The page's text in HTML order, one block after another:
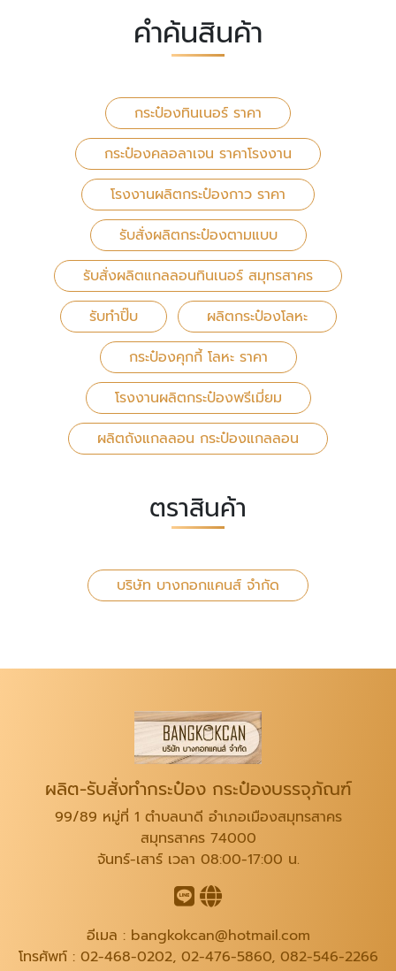
คำค้นสินค้า
กระป๋องทินเนอร์ ราคา
กระป๋องคลอลาเจน ราคาโรงงาน
โรงงานผลิตกระป๋องกาว ราคา
รับสั่งผลิตกระป๋องตามแบบ
รับสั่งผลิตแกลลอนทินเนอร์ สมุทรสาคร
รับทำปิ๊บ
ผลิตกระป๋องโลหะ
กระป๋องคุกกี้ โลหะ ราคา
โรงงานผลิตกระป๋องพรีเมี่ยม
ผลิตถังแกลลอน กระป๋องแกลลอน
ตราสินค้า
บริษัท บางกอกแคนส์ จำกัด
ผลิต-รับสั่งทำกระป๋อง กระป๋องบรรจุภัณฑ์
99/89 หมู่ที่ 1 ตำบลนาดี อำเภอเมืองสมุทรสาคร
สมุทรสาคร 74000
จันทร์-เสาร์ เวลา 08:00-17:00 น.
อีเมล : bangkokcan@hotmail.com
โทรศัพท์ : 02-468-0202, 02-476-5860, 082-546-2266